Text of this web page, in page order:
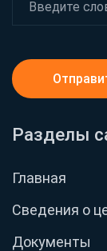
Разделы
Главная
Сведения о
Документы